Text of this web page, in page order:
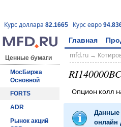
Курс доллара 82.1665 Курс евро
Главная
Ценные бумаги
МосБиржа
Основной
FORTS
ADR
Рынок акций
mfd.ru→
Опцион колл
Данные
онлайн